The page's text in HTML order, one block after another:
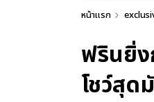
หน้าแรก
ฟรินยิ่ง
โชว์สุด